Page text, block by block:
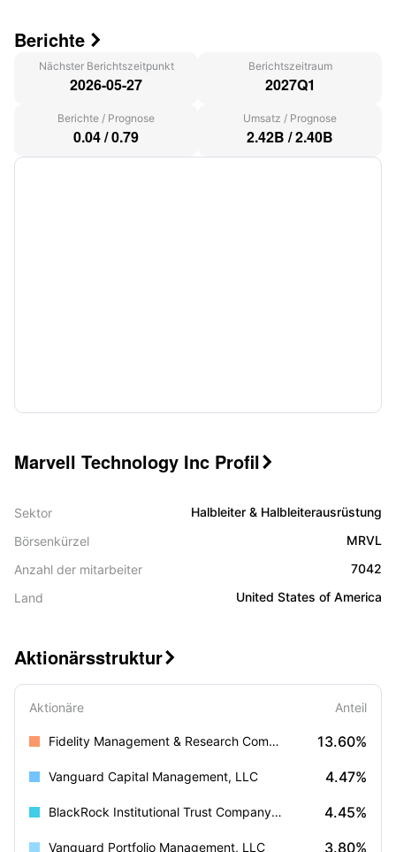
Berichte 
Nächster Berichtszeitpunkt
2026-05-27
Berichtszeitraum
2027Q1
Berichte / Prognose
0.04/0.79
Umsatz / Prognose
2.42B /2.40B
Marvell Technology Inc Profil 
Sektor
Halbleiter & Halbleiterausrüstung
Börsenkürzel
MRVL
Anzahl der mitarbeiter
7042
Land
United States of America
Aktionärsstruktur
Aktionäre Anteil
Fidelity Management & Research Company LLC 13.60%
Vanguard Capital Management, LLC 4.47%
BlackRock Institutional Trust Company, N.A. 4.45%
Vanguard Portfolio Management, LLC 3.80%